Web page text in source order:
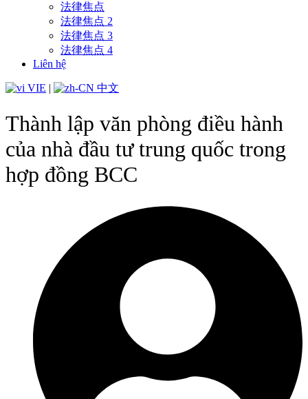
法律焦点
法律焦点 2
法律焦点 3
法律焦点 4
Liên hệ
VIE | 中文
Thành lập văn phòng điều hành
của nhà đầu tư trung quốc trong
hợp đồng BCC